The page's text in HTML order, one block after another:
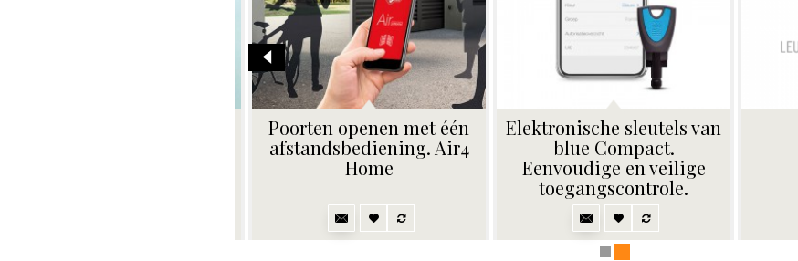
Poorten openen met één
afstandsbediening. Air4
Home
Elektronische sleutels van
blue Compact.
Eenvoudige en veilige
toegangscontrole.